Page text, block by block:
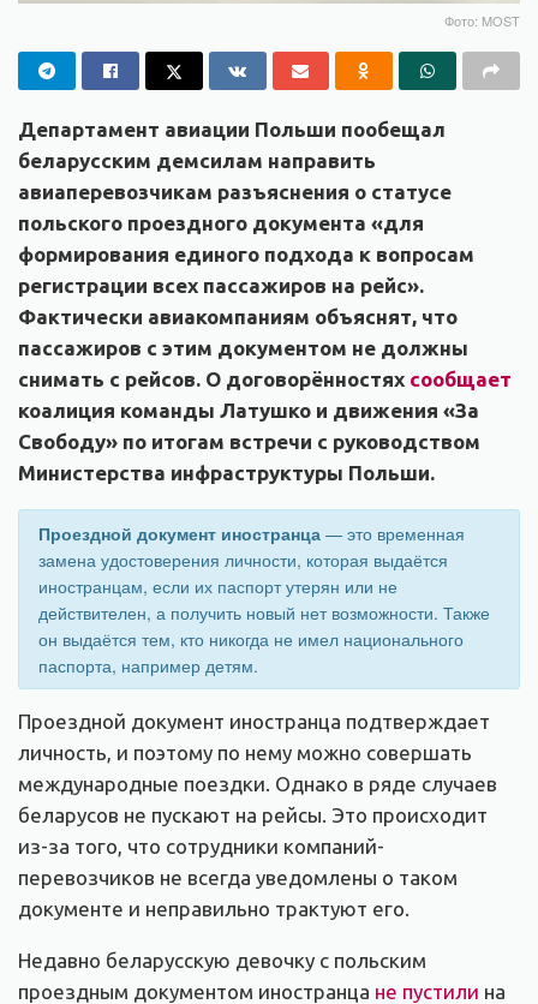
Фото: MOST
Департамент авиации Польши пообещал
беларусским демсилам направить
авиаперевозчикам разъяснения о статусе
польского проездного документа «для
формирования единого подхода к вопросам
регистрации всех пассажиров на рейс».
Фактически авиакомпаниям объяснят, что
пассажиров с этим документом не должны
снимать с рейсов. О договорённостях сообщает
коалиция команды Латушко и движения «За
Свободу» по итогам встречи с руководством
Министерства инфраструктуры Польши.
Проездной документ иностранца — это временная
замена удостоверения личности, которая выдаётся
иностранцам, если их паспорт утерян или не
действителен, а получить новый нет возможности. Также
он выдаётся тем, кто никогда не имел национального
паспорта, например детям.
Проездной документ иностранца подтверждает
личность, и поэтому по нему можно совершать
международные поездки. Однако в ряде случаев
беларусов не пускают на рейсы. Это происходит
из-за того, что сотрудники компаний-
перевозчиков не всегда уведомлены о таком
документе и неправильно трактуют его.
Недавно беларусскую девочку с польским
проездным документом иностранца не пустили на